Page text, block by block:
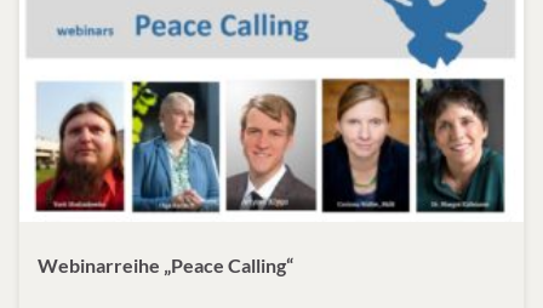
Webinarreihe „Peace Calling“